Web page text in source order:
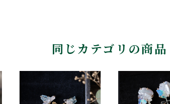
同じカテゴリの商品